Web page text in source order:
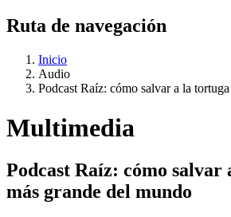
Ruta de navegación
Inicio
Audio
Podcast Raíz: cómo salvar a la
Multimedia
Podcast Raíz: cómo salvar
más grande del mundo